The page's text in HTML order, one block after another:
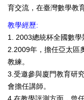
育交流，在臺灣數學教
教學經歷:
1. 2003總統杯全國數學
2.2009年，擔任亞太區
教練。
3.受邀參與廈門教育研
會擔任講師。
4.在教學評測方面，曾